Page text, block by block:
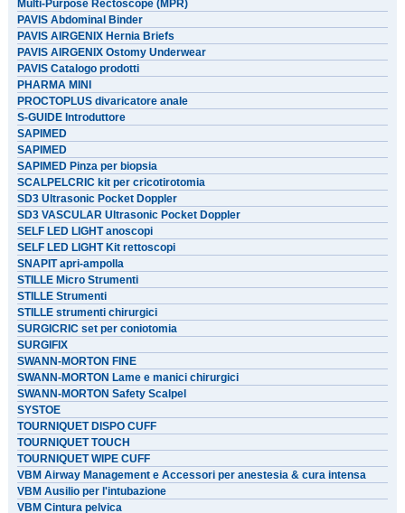
Multi-Purpose Rectoscope (MPR)
PAVIS Abdominal Binder
PAVIS AIRGENIX Hernia Briefs
PAVIS AIRGENIX Ostomy Underwear
PAVIS Catalogo prodotti
PHARMA MINI
PROCTOPLUS divaricatore anale
S-GUIDE Introduttore
SAPIMED
SAPIMED
SAPIMED Pinza per biopsia
SCALPELCRIC kit per cricotirotomia
SD3 Ultrasonic Pocket Doppler
SD3 VASCULAR Ultrasonic Pocket Doppler
SELF LED LIGHT anoscopi
SELF LED LIGHT Kit rettoscopi
SNAPIT apri-ampolla
STILLE Micro Strumenti
STILLE Strumenti
STILLE strumenti chirurgici
SURGICRIC set per coniotomia
SURGIFIX
SWANN-MORTON FINE
SWANN-MORTON Lame e manici chirurgici
SWANN-MORTON Safety Scalpel
SYSTOE
TOURNIQUET DISPO CUFF
TOURNIQUET TOUCH
TOURNIQUET WIPE CUFF
VBM Airway Management e Accessori per anestesia & cura intensa
VBM Ausilio per l'intubazione
VBM Cintura pelvica